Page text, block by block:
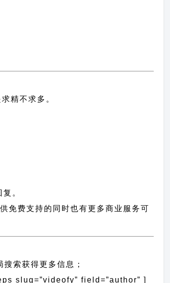
求精不求多。
。
免费支持的同时也有更多商业服务可
搜索获得更多信息；
slug=”videofy” field=”author” ]